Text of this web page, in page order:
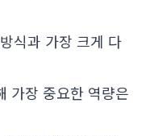
식과 가장 크게 다
가장 중요한 역량은